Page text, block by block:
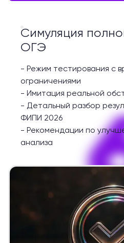
Симуляция
ОГЭ
- Режим тестирования с
ограничениями
- Имитация реальной
- Детальный разбор
ФИПИ 2026
- Рекомендации по
анализа